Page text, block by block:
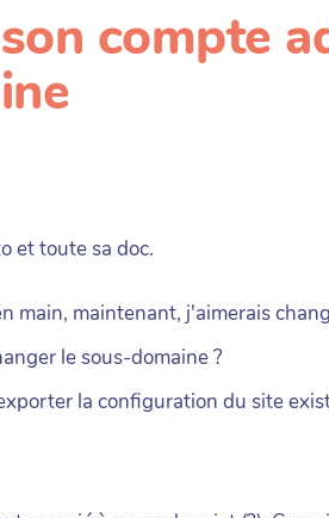
compte
et toute sa doc.
main, maintenant, j'aimerais
le sous-domaine ?
la configuration du site